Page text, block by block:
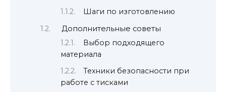
Шаги по изготовлению
Дополнительные советы
Выбор подходящего
материала
Техники безопасности при
работе с тисками